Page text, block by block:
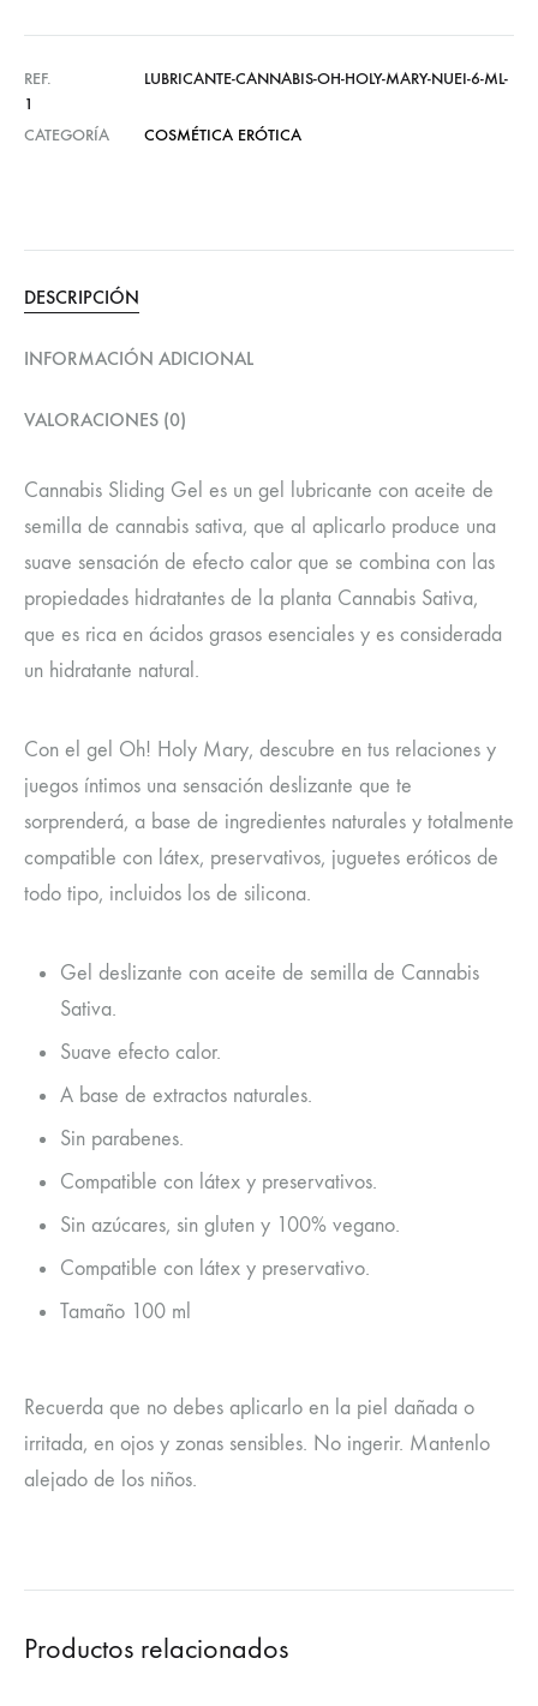
REF.
LUBRICANTE-CANNABIS-OH-HOLY-MARY-NUEI-6-ML-
1
CATEGORÍA
COSMÉTICA ERÓTICA
DESCRIPCIÓN
INFORMACIÓN ADICIONAL
VALORACIONES (0)
Cannabis Sliding Gel es un gel lubricante con aceite de
semilla de cannabis sativa, que al aplicarlo produce una
suave sensación de efecto calor que se combina con las
propiedades hidratantes de la planta Cannabis Sativa,
que es rica en ácidos grasos esenciales y es considerada
un hidratante natural.
Con el gel Oh! Holy Mary, descubre en tus relaciones y
juegos íntimos una sensación deslizante que te
sorprenderá, a base de ingredientes naturales y totalmente
compatible con látex, preservativos, juguetes eróticos de
todo tipo, incluidos los de silicona.
Gel deslizante con aceite de semilla de Cannabis
Sativa.
Suave efecto calor.
A base de extractos naturales.
Sin parabenes.
Compatible con látex y preservativos.
Sin azúcares, sin gluten y 100% vegano.
Compatible con látex y preservativo.
Tamaño 100 ml
Recuerda que no debes aplicarlo en la piel dañada o
irritada, en ojos y zonas sensibles. No ingerir. Mantenlo
alejado de los niños.
Productos relacionados